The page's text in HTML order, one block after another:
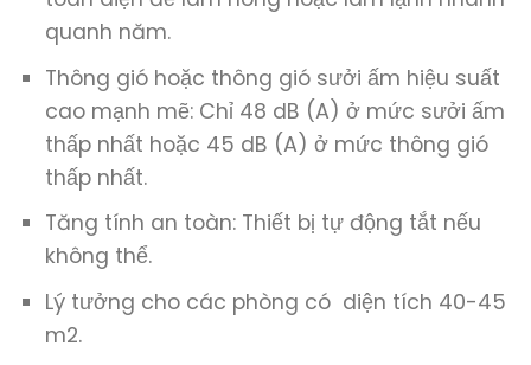
quanh năm.
Thông gió hoặc thông gió sưởi ấm hiệu suất
cao mạnh mẽ: Chỉ 48 dB (A) ở mức sưởi ấm
thấp nhất hoặc 45 dB (A) ở mức thông gió
thấp nhất.
Tăng tính an toàn: Thiết bị tự động tắt nếu
không thể.
Lý tưởng cho các phòng có diện tích 40-45
m2.